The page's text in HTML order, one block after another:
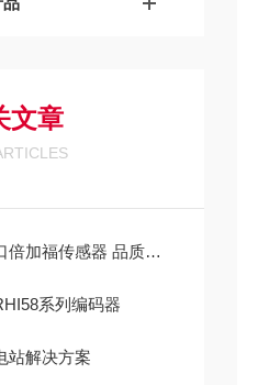
文章
感器 品质服务 优质售后就在武汉西尔福
系列编码器
站解决方案